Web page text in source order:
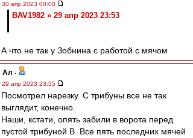
30 апр 2023 00:00
BAV1982 » 29 апр 2023 23:53
А что не так у Зобнина с работой с мячом
Ал -
29 апр 2023 23:55
Посмотрел нарезку. С трибуны все не так
выглядит, конечно.
Наши, кстати, опять забили в ворота перед
пустой трибуной В. Все пять последних мячей